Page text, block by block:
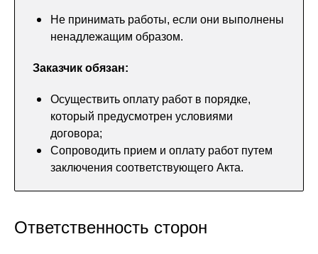
Не принимать работы, если они выполнены
ненадлежащим образом.
Заказчик обязан:
Осуществить оплату работ в порядке,
который предусмотрен условиями
договора;
Сопроводить прием и оплату работ путем
заключения соответствующего Акта.
Ответственность сторон